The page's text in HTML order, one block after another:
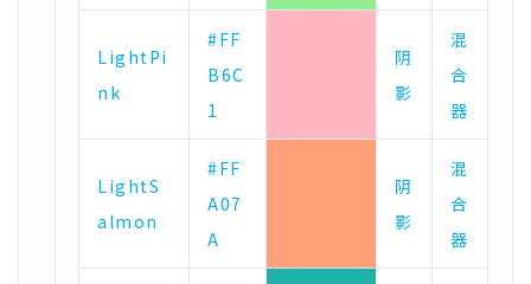
LightPi
nk
#FF
B6C
1
阴
影
混
合
器
LightS
almon
#FF
A07
A
阴
影
混
合
器